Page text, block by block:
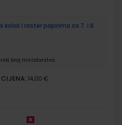
kolaž i raster papirima za 7. i 8.
broj ministarstva:
CIJENA: 14,00 €